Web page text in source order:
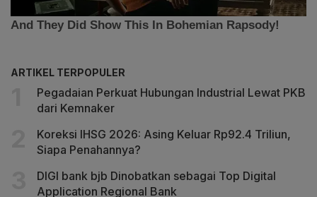
ARTIKEL TERPOPULER
Pegadaian Perkuat Hubungan Industrial Lewat PKB
dari Kemnaker
Koreksi IHSG 2026: Asing Keluar Rp92.4 Triliun,
Siapa Penahannya?
DIGI bank bjb Dinobatkan sebagai Top Digital
Application Regional Bank